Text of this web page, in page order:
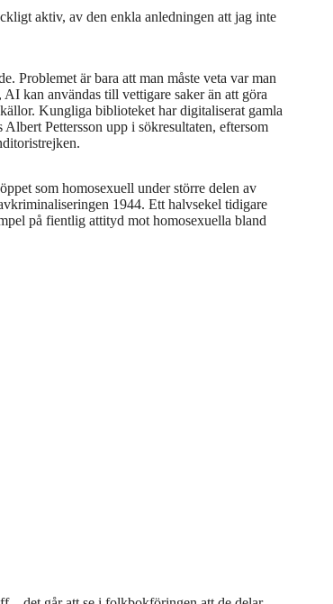
aktiv, av den enkla anledningen att jag inte
Problemet är bara att man måste veta var man
kan användas till vettigare saker än att göra
Kungliga biblioteket har digitaliserat gamla
Pettersson upp i sökresultaten, eftersom
som homosexuell under större delen av
1944. Ett halvsekel tidigare
på fientlig attityd mot homosexuella bland